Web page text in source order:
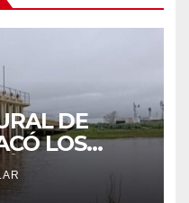
DE
LOS
CANAL 1